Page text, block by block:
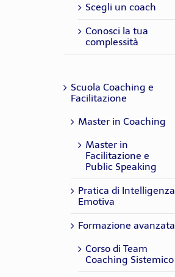
Scegli un coach
Conosci la tua
complessità
Scuola Coaching e
Facilitazione
Master in Coaching
Master in
Facilitazione e
Public Speaking
Pratica di Intelligenza
Emotiva
Formazione avanzata
Corso di Team
Coaching Sistemico